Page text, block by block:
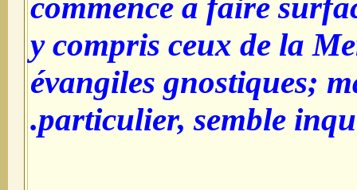
commencé à faire
y compris ceux de la
évangiles gnostiques;
particulier, semble